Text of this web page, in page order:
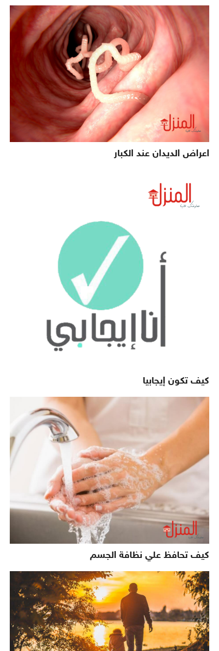
اعراض الديدان عند الكبار
كيف تكون إيجابيا
كيف تحافظ علي نظافة الجسم